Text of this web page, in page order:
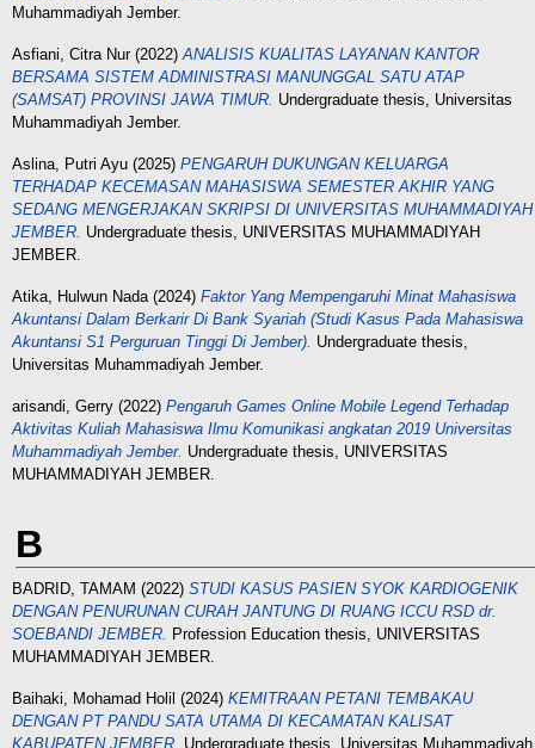
Muhammadiyah Jember.
Asfiani, Citra Nur(2022)ANALISIS KUALITAS LAYANAN KANTOR
BERSAMA SISTEM ADMINISTRASI MANUNGGAL SATU ATAP
(SAMSAT) PROVINSI JAWA TIMUR. Undergraduate thesis, Universitas
Muhammadiyah Jember.
Aslina, Putri Ayu (2025) PENGARUH DUKUNGAN KELUARGA
TERHADAP KECEMASAN MAHASISWA SEMESTER AKHIR YANG
SEDANG MENGERJAKAN SKRIPSI DI UNIVERSITAS MUHAMMADIYAH
JEMBER. Undergraduate thesis, UNIVERSITAS MUHAMMADIYAH
JEMBER.
Atika, Hulwun Nada(2024) Faktor Yang Mempengaruhi Minat Mahasiswa
Akuntansi Dalam Berkarir Di Bank Syariah (Studi Kasus Pada Mahasiswa
Akuntansi S1 Perguruan Tinggi Di Jember). Undergraduate thesis,
Universitas Muhammadiyah Jember.
arisandi, Gerry (2022) Pengaruh Games Online Mobile Legend Terhadap
Aktivitas Kuliah Mahasiswa Ilmu Komunikasi angkatan 2019 Universitas
Muhammadiyah Jember. Undergraduate thesis, UNIVERSITAS
MUHAMMADIYAH JEMBER.
B
BADRID, TAMAM (2022) STUDI KASUS PASIEN SYOK KARDIOGENIK
DENGAN PENURUNAN CURAH JANTUNG DI RUANG ICCU RSD dr.
SOEBANDI JEMBER. Profession Education thesis, UNIVERSITAS
MUHAMMADIYAH JEMBER.
Baihaki, Mohamad Holil (2024) KEMITRAAN PETANI TEMBAKAU
DENGAN PT PANDU SATA UTAMA DI KECAMATAN KALISAT
KABUPATEN JEMBER. Undergraduate thesis, Universitas Muhammadiyah